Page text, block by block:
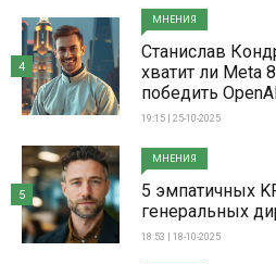
МНЕНИЯ
Станислав
хватит ли Meta
победить
19:15 | 25-10-2025
4
МНЕНИЯ
5 эмпатичных
генеральных
18:53 | 18-10-2025
5